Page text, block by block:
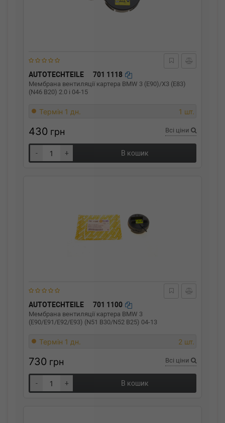
AUTOTECHTEILE 701 1118
Мембрана вентиляції картера BMW 3 (E90)/X3 (E83)
(N46 B20) 2.0 i 04-15
Термін 1 дн. 1 шт.
430 грн Всі ціни
- + В кошик
AUTOTECHTEILE 701 1100
Мембрана вентиляції картера BMW 3
(E90/E91/E92/E93) (N51 B30/N52 B25) 04-13
Термін 1 дн. 2 шт.
730 грн Всі ціни
- + В кошик